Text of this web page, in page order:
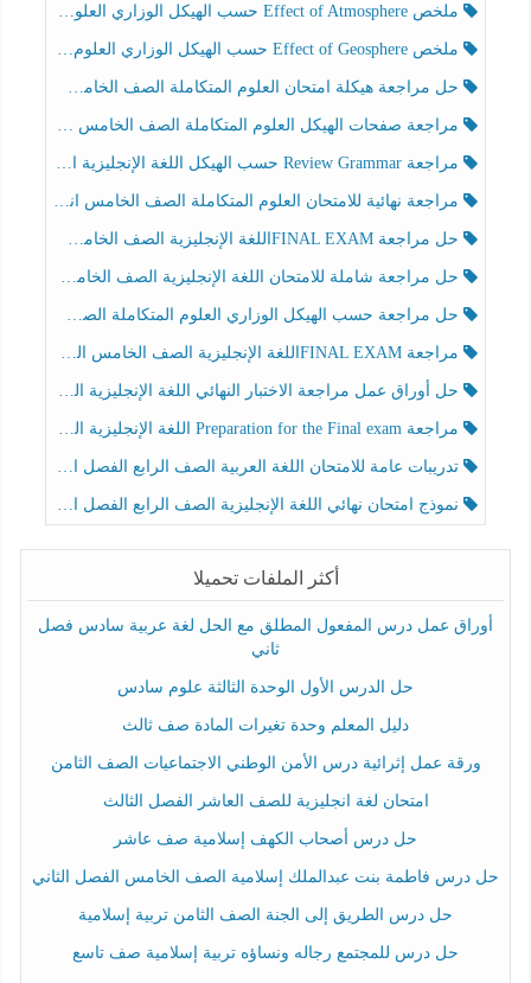
ملخص Effect of Atmosphere حسب الهيكل الوزاري العلوم المتكاملة الصف الخامس انسبير الفصل الثالث
ملخص Effect of Geosphere حسب الهيكل الوزاري العلوم المتكاملة الصف الخامس انسبير الفصل الثالث
حل مراجعة هيكلة امتحان العلوم المتكاملة الصف الخامس عام الفصل الثالث
مراجعة صفحات الهيكل العلوم المتكاملة الصف الخامس انسبير الفصل الثالث
مراجعة Review Grammar حسب الهيكل اللغة الإنجليزية الصف الخامس الفصل الثالث
مراجعة نهائية للامتحان العلوم المتكاملة الصف الخامس انسبير الفصل الثالث
حل مراجعة FINAL EXAMاللغة الإنجليزية الصف الخامس الفصل الثالث
حل مراجعة شاملة للامتحان اللغة الإنجليزية الصف الخامس الفصل الثالث
حل مراجعة حسب الهيكل الوزاري العلوم المتكاملة الصف الخامس عام الفصل الثالث
مراجعة FINAL EXAMاللغة الإنجليزية الصف الخامس الفصل الثالث
حل أوراق عمل مراجعة الاختبار النهائي اللغة الإنجليزية الصف الرابع الفصل الثالث
مراجعة Preparation for the Final exam اللغة الإنجليزية الصف الرابع الفصل الثالث
تدريبات عامة للامتحان اللغة العربية الصف الرابع الفصل الثالث
نموذج امتحان نهائي اللغة الإنجليزية الصف الرابع الفصل الثالث
أكثر الملفات تحميلا
أوراق عمل درس المفعول المطلق مع الحل لغة عربية سادس فصل
ثاني
حل الدرس الأول الوحدة الثالثة علوم سادس
دليل المعلم وحدة تغيرات المادة صف ثالث
ورقة عمل إثرائية درس الأمن الوطني الاجتماعيات الصف الثامن
امتحان لغة انجليزية للصف العاشر الفصل الثالث
حل درس أصحاب الكهف إسلامية صف عاشر
حل درس فاطمة بنت عبدالملك إسلامية الصف الخامس الفصل الثاني
حل درس الطريق إلى الجنة الصف الثامن تربية إسلامية
حل درس للمجتمع رجاله ونساؤه تربية إسلامية صف تاسع